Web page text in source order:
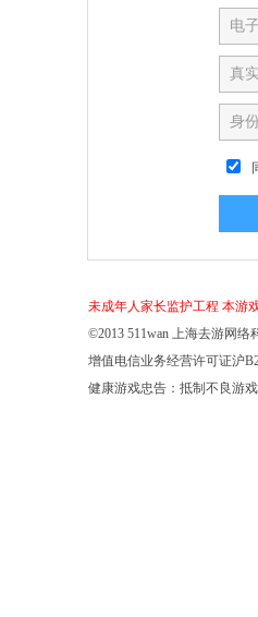
电
真
身
未成年人家长监护工程 本游
©2013 511wan 上海去游网
增值电信业务经营许可证沪
健康游戏忠告：抵制不良游